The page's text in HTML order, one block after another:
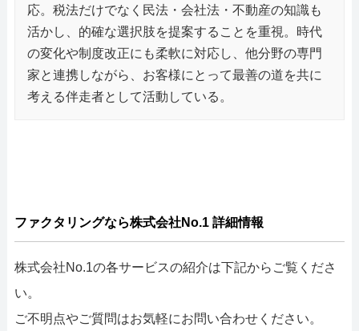
応。税法だけでなく民法・会社法・不動産の知識も
活かし、的確な選択肢を提案することを重視。時代
の変化や制度改正にも柔軟に対応し、他分野の専門
家と連携しながら、お客様にとって最善の道を共に
考える伴走者として活動している。
ファクタリングなら株式会社No.1 詳細情報
株式会社No.1の各サービスの紹介は下記からご覧くださ
い。
ご不明点やご質問はお気軽にお問い合わせください。